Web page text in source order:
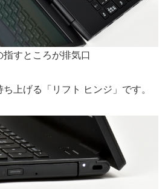
指すところが排気口
上げる「リフト ヒンジ」です。